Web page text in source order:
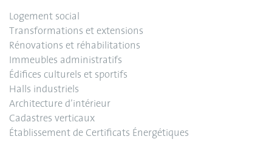
Logement social
Transformations et extensions
Rénovations et réhabilitations
Immeubles administratifs
Édifices culturels et sportifs
Halls industriels
Architecture d’intérieur
Cadastres verticaux
Établissement de Certificats Énergétiques